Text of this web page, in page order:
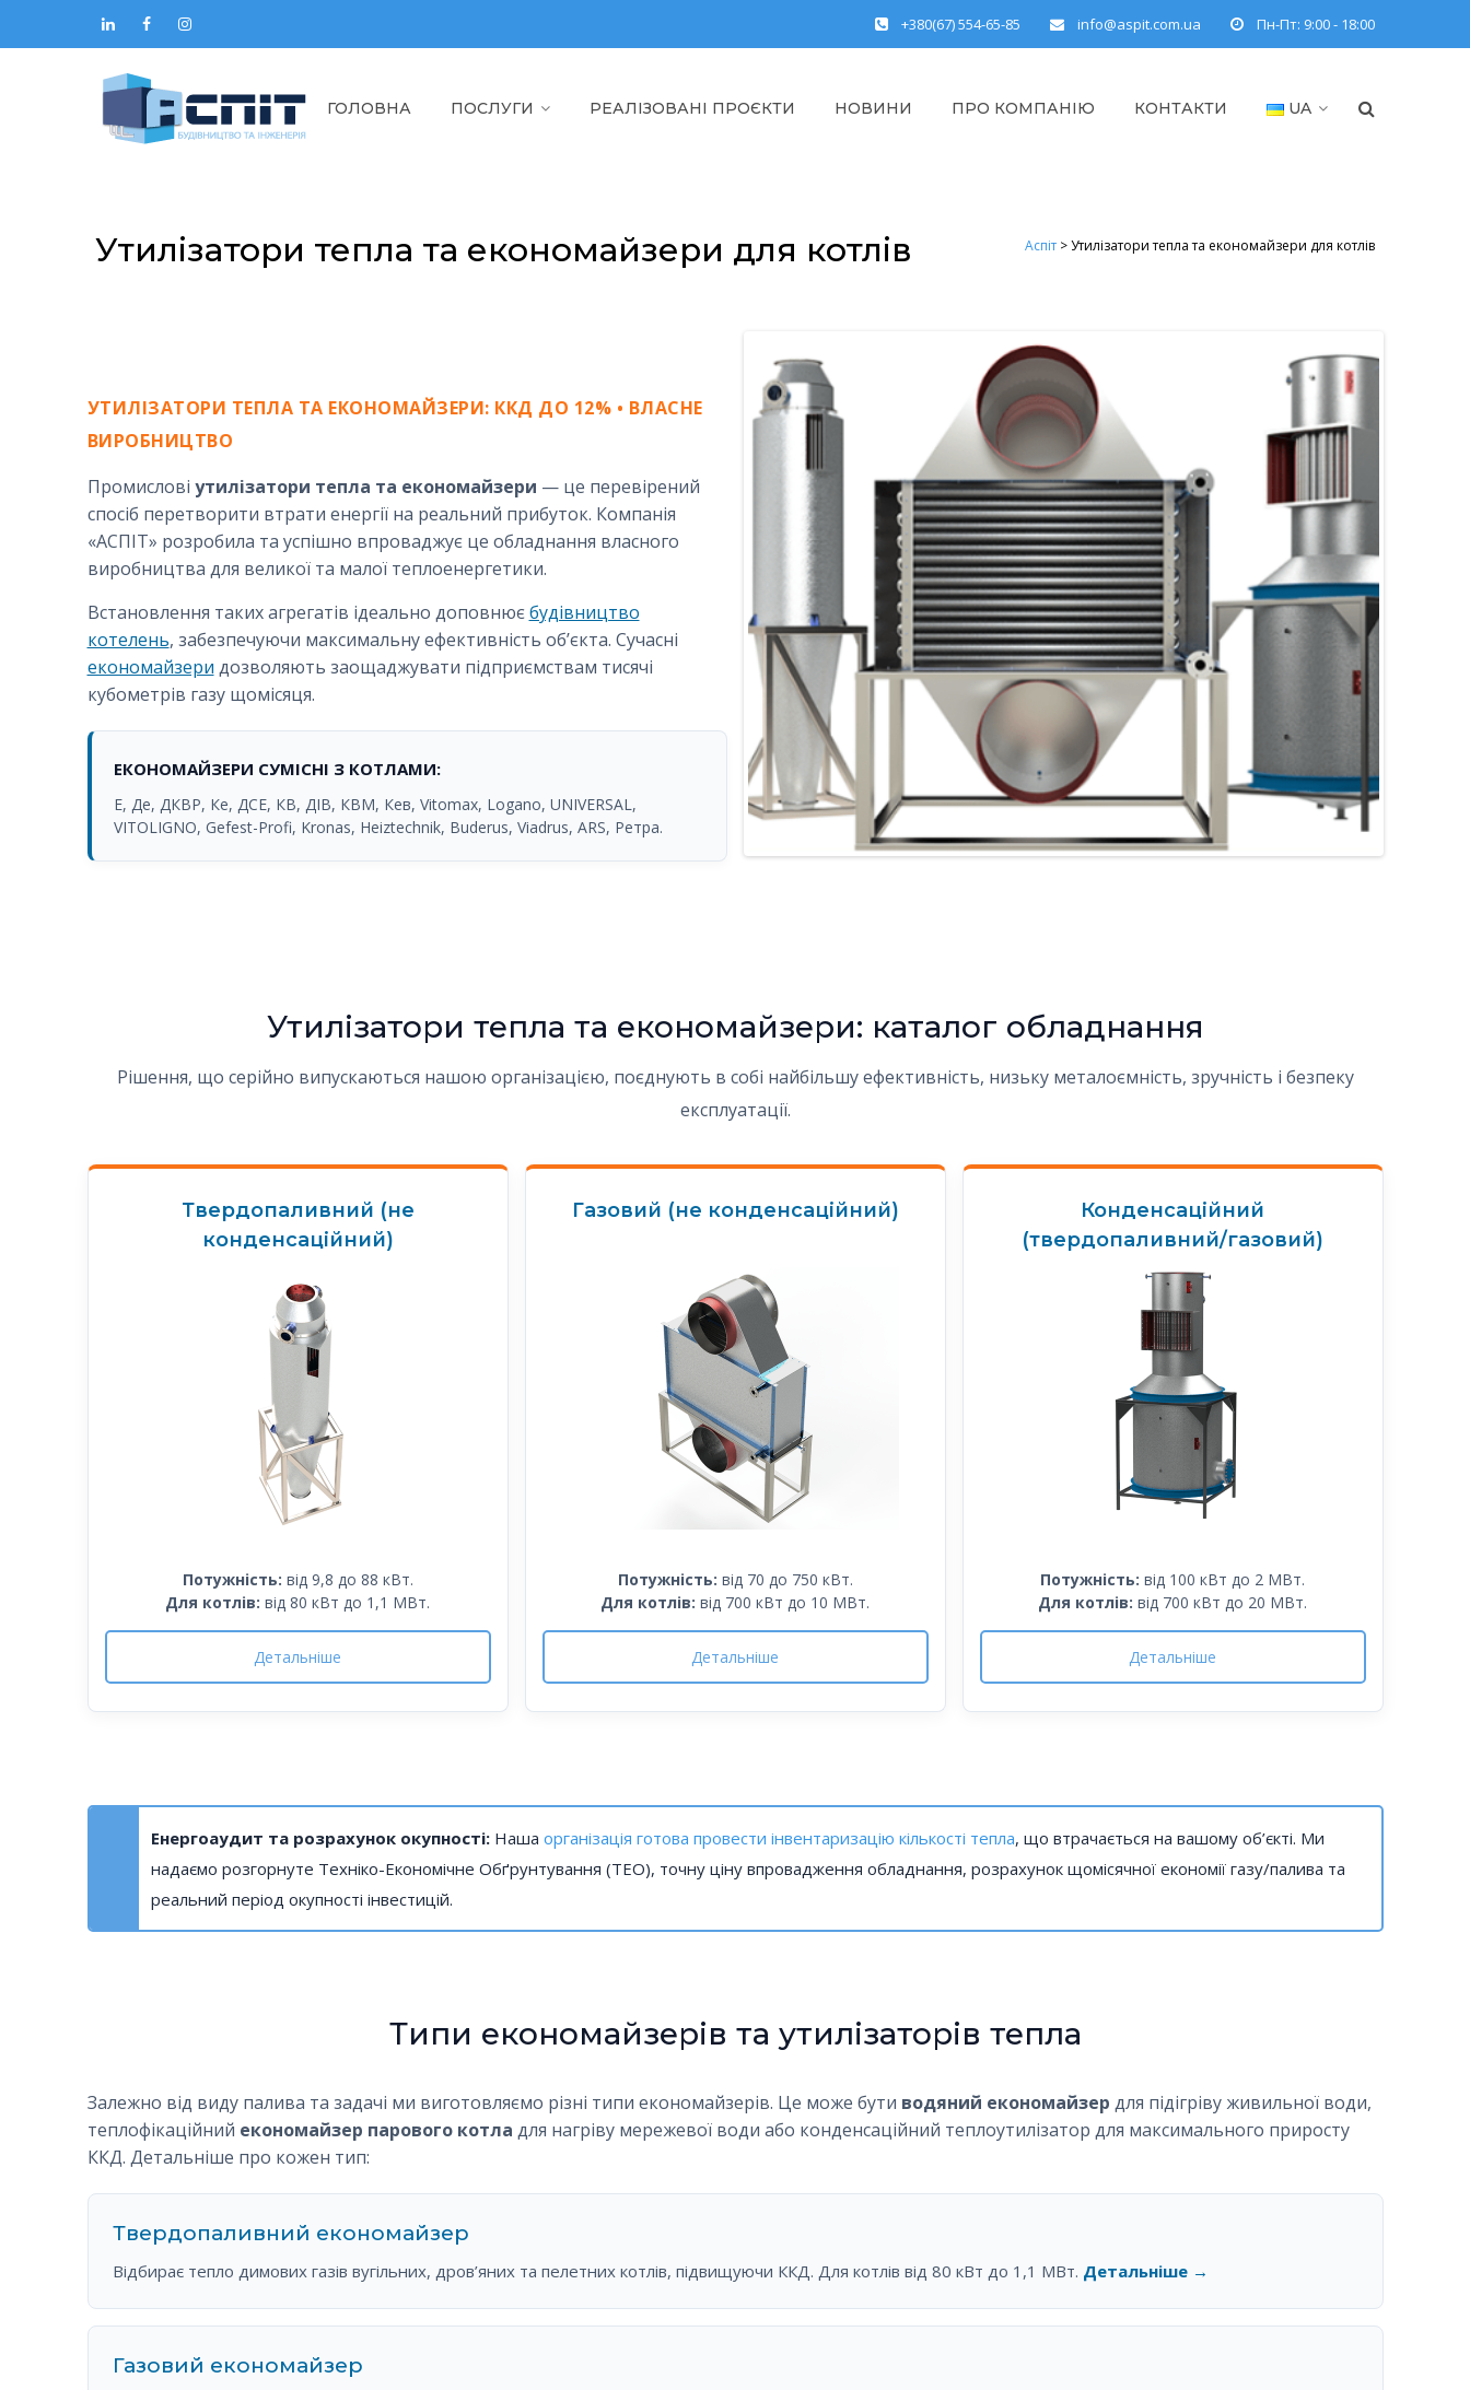
+380(67) 554-65-85 info@aspit.com.ua Пн-Пт: 9:00 - 18:00
ГОЛОВНА ПОСЛУГИ РЕАЛІЗОВАНІ ПРОЄКТИ НОВИНИ ПРО КОМПАНІЮ КОНТАКТИ UA
Утилізатори тепла та економайзери для котлів Аспіт >Утилізатори тепла та економайзери для котлів
УТИЛІЗАТОРИ ТЕПЛА ТА ЕКОНОМАЙЗЕРИ: ККД ДО 12% • ВЛАСНЕ
ВИРОБНИЦТВО
Промислові утилізатори тепла та економайзери — це перевірений
спосіб перетворити втрати енергії на реальний прибуток. Компанія
«АСПІТ» розробила та успішно впроваджує це обладнання власного
виробництва для великої та малої теплоенергетики.
Встановлення таких агрегатів ідеально доповнюєбудівництво
котелень, забезпечуючи максимальну ефективність об’єкта. Сучасні
економайзери дозволяють заощаджувати підприємствам тисячі
кубометрів газу щомісяця.
ЕКОНОМАЙЗЕРИ СУМІСНІ З КОТЛАМИ:
Е, Де, ДКВР, Ке, ДСЕ, КВ, ДІВ, КВМ, Кев, Vitomax, Logano, UNIVERSAL,
VITOLIGNO, Gefest-Profi, Kronas, Heiztechnik, Buderus, Viadrus, ARS, Ретра.
Утилізатори тепла та економайзери: каталог обладнання
Рішення, що серійно випускаються нашою організацією, поєднують в собі найбільшу ефективність, низьку металоємність, зручність і безпеку
експлуатації.
Твердопаливний (не
конденсаційний)
Потужність: від 9,8 до 88 кВт.
Для котлів: від 80 кВт до 1,1 МВт.
Детальніше
Газовий (не конденсаційний)
Потужність: від 70 до 750 кВт.
Для котлів: від 700 кВт до 10 МВт.
Детальніше
Конденсаційний
(твердопаливний/газовий)
Потужність: від 100 кВт до 2 МВт.
Для котлів: від 700 кВт до 20 МВт.
Детальніше
Енергоаудит та розрахунок окупності:Наша організація готова провести інвентаризацію кількості тепла, що втрачається на вашому об’єкті. Ми
надаємо розгорнуте Техніко-Економічне Обґрунтування (ТЕО), точну ціну впровадження обладнання, розрахунок щомісячної економії газу/палива та
реальний період окупності інвестицій.
Типи економайзерів та утилізаторів тепла
Залежно від виду палива та задачі ми виготовляємо різні типи економайзерів. Це може бути водяний економайзер для підігріву живильної води,
теплофікаційний економайзер парового котла для нагріву мережевої води або конденсаційний теплоутилізатор для максимального приросту
ККД. Детальніше про кожен тип:
Твердопаливний економайзер
Відбирає тепло димових газів вугільних, дров’яних та пелетних котлів, підвищуючи ККД. Для котлів від 80 кВт до 1,1 МВт. Детальніше →
Газовий економайзер